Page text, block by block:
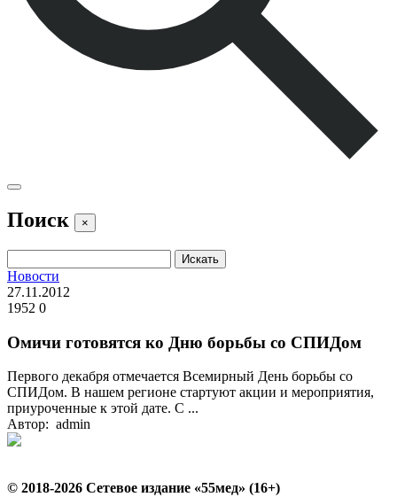
Поиск ×
Новости
27.11.2012
1952 0
Омичи готовятся ко Дню борьбы со СПИДом
Первого декабря отмечается Всемирный День борьбы со
СПИДом. В нашем регионе стартуют акции и мероприятия,
приуроченные к этой дате. С ...
Автор: admin
© 2018-2026 Сетевое издание «55мед» (16+)